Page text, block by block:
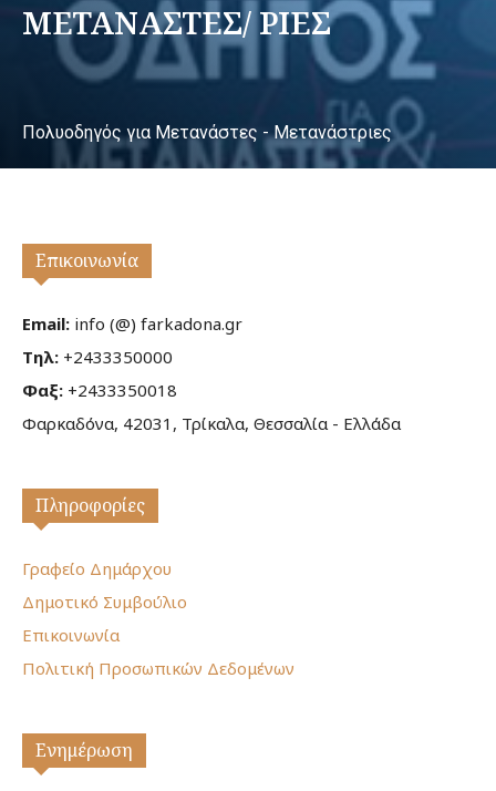
ΜΕΤΑΝΑΣΤΕΣ/ ΡΙΕΣ
Πολυοδηγός για Μετανάστες - Μετανάστριες
Επικοινωνία
Email: info (@) farkadona.gr
Τηλ: +2433350000
Φαξ: +2433350018
Φαρκαδόνα, 42031, Τρίκαλα, Θεσσαλία - Ελλάδα
Πληροφορίες
Γραφείο Δημάρχου
Δημοτικό Συμβούλιο
Επικοινωνία
Πολιτική Προσωπικών Δεδομένων
Ενημέρωση